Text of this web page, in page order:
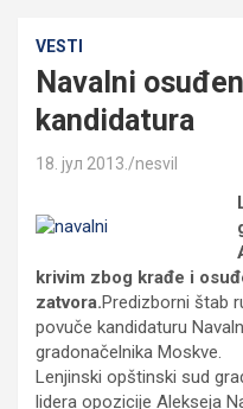
VESTI
Navalni
kandidatura
18. јул 2013. nesvil
krivim zbog krađe i
zatvora.Predizborni štab
povuče kandidaturu
gradonačelnika Moskve.
Lenjinski opštinski sud
lidera opozicije Alekseja